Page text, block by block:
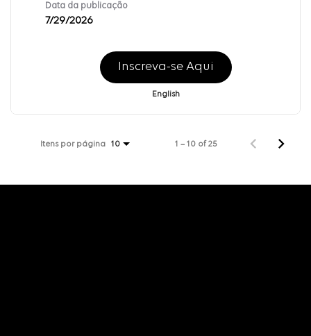
Data da publicação
7/29/2026
Inscreva-se Aqui
English
Itens por página 10 1 – 10 of 25